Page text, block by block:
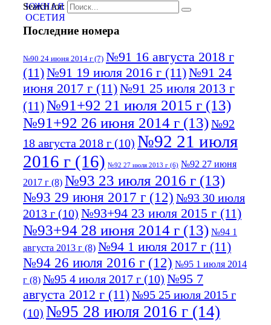
Search for:
Последние номера
№90 24 июня 2014 г (7) №91 16 августа 2018 г
(11)№91 19 июля 2016 г (11)№91 24
июня 2017 г (11)№91 25 июля 2013 г
(11)№91+92 21 июля 2015 г (13)
№91+92 26 июня 2014 г (13)№92
18 августа 2018 г (10) №92 21 июля
2016 г (16) №92 27 июля 2013 г (6) №92 27 июня
2017 г (8) №93 23 июля 2016 г (13)
№93 29 июня 2017 г (12) №93 30 июля
2013 г (10) №93+94 23 июля 2015 г (11)
№93+94 28 июня 2014 г (13) №94 1
августа 2013 г (8) №94 1 июля 2017 г (11)
№94 26 июля 2016 г (12) №95 1 июля 2014
г (8) №95 4 июля 2017 г (10) №95 7
августа 2012 г (11)№95 25 июля 2015 г
(10) №95 28 июля 2016 г (14)